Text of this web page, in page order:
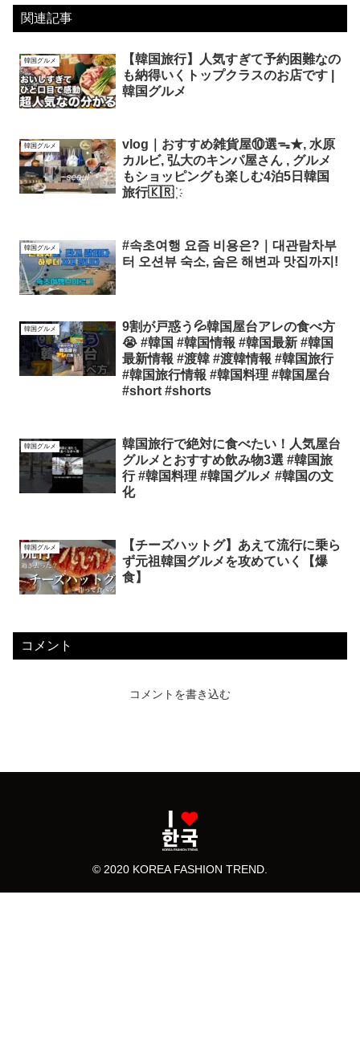
関連記事
韓国グルメ
【韓国旅行】人気すぎて予約困難なの
も納得いくトップクラスのお店です |
韓国グルメ
韓国グルメ
vlog｜おすすめ雑貨屋⑩選ᯓ★, 水原
カルビ, 弘大のキンパ屋さん , グルメ
もショッピングも楽しむ4泊5日韓国
旅行🇰🇷 ҉
韓国グルメ
#속초여행 요즘 비용은?｜대관람차부
터 오션뷰 숙소, 숨은 해변과 맛집까지!
韓国グルメ
9割が戸惑う💦韓国屋台アレの食べ方
😭 #韓国 #韓国情報 #韓国最新 #韓国
最新情報 #渡韓 #渡韓情報 #韓国旅行
#韓国旅行情報 #韓国料理 #韓国屋台
#short #shorts
韓国グルメ
韓国旅行で絶対に食べたい！人気屋台
グルメとおすすめ飲み物3選 #韓国旅
行 #韓国料理 #韓国グルメ #韓国の文
化
韓国グルメ
【チーズハットグ】あえて流行に乗ら
ず元祖韓国グルメを攻めていく【爆
食】
コメント
コメントを書き込む
© 2020 KOREA FASHION TREND.